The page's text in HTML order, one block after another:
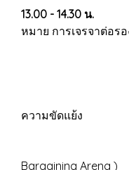
13.00 - 14.30 น.
กา
หมาย การเจรจาต่อรอ
อำนาจใ
ทางเลือ
ความขัดแย้ง
เวทีการ
Bargaining Arena )